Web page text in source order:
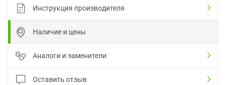
Инструкция производителя
Наличие и цены
Аналоги и заменители
Оставить отзыв